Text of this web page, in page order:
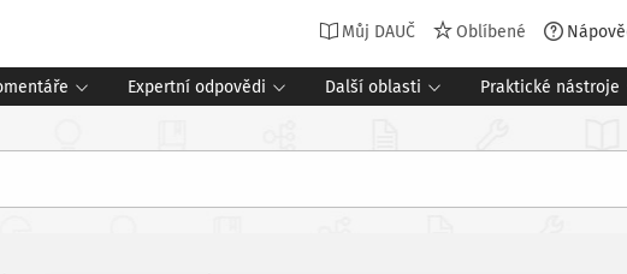
Můj DAUČ Oblíbené
Expertní odpovědi Další oblasti Praktické nástroje